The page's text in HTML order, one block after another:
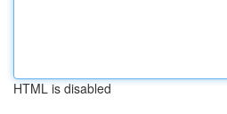
HTML is disabled